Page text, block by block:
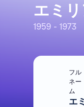
エミリ
1959 - 1973
フル
ネー
ム
エミ